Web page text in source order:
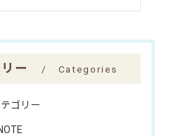
ー Categories
ゴリー